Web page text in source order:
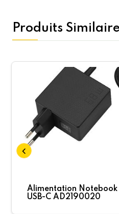
Produits
Alimentation Notebook
USB-C AD2190020